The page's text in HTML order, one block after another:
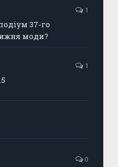
1
37-го
моди?
1
0